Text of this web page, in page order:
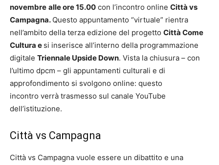
novembre alle ore 15.00 con l’incontro online Città vs
Campagna. Questo appuntamento “virtuale” rientra
nell’ambito della terza edizione del progetto Città Come
Cultura e si inserisce all’interno della programmazione
digitale Triennale Upside Down. Vista la chiusura – con
l’ultimo dpcm – gli appuntamenti culturali e di
approfondimento si svolgono online: questo
incontro verrà trasmesso sul canale YouTube
dell’istituzione.
Città vs Campagna
Città vs Campagna vuole essere un dibattito e una